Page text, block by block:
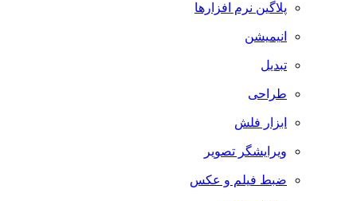
پلاگین نرم افزارها
انیمیشن
تبدیل
طراحی
ابزار فلش
ویرایشگر تصویر
ضبط فيلم و عكس